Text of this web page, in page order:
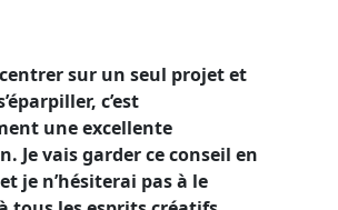
sur un seul projet et
c’est
une excellente
Je vais garder ce conseil en
je n’hésiterai pas à le